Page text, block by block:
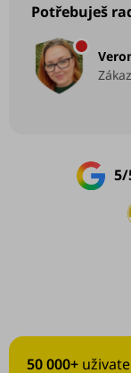
Potřebuješ
5/
50 000+